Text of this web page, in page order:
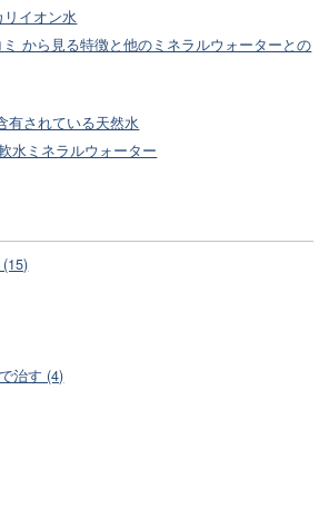
イオン水
から見る特徴と他のミネラルウォーターとの
有されている天然水
水ミネラルウォーター
治す (4)